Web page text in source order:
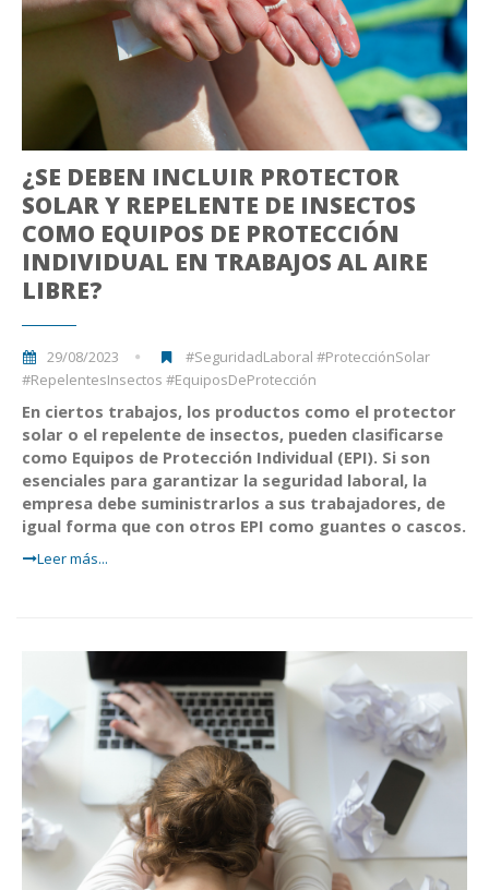
¿SE DEBEN INCLUIR PROTECTOR
SOLAR Y REPELENTE DE INSECTOS
COMO EQUIPOS DE PROTECCIÓN
INDIVIDUAL EN TRABAJOS AL AIRE
LIBRE?
29/08/2023
#SeguridadLaboral #ProtecciónSolar
#RepelentesInsectos #EquiposDeProtección
En ciertos trabajos, los productos como el protector
solar o el repelente de insectos, pueden clasificarse
como Equipos de Protección Individual (EPI). Si son
esenciales para garantizar la seguridad laboral, la
empresa debe suministrarlos a sus trabajadores, de
igual forma que con otros EPI como guantes o cascos.
Leer más...